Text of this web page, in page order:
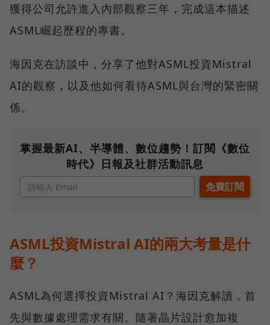
獲得公司允許進入內部觀察三年，完成這本描述
ASML崛起歷程的專書。
海因克在訪談中，分享了他對ASML投資Mistral
AI的觀察，以及他如何看待ASML與台灣的緊密關
係。
掌握最新AI、半導體、數位趨勢！訂閱《數位
時代》日報及社群活動訊息
ASML投資Mistral AI的兩大考量是什
麼？
ASML為何選擇投資Mistral AI？海因克解讀，首
先與數據處理需求有關。隨著晶片設計愈加複